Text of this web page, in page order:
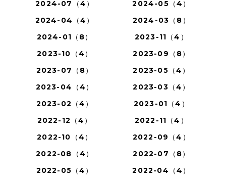
2024-07（4）
2024-05（4）
2024-04（4）
2024-03（8）
2024-01（8）
2023-11（4）
2023-10（4）
2023-09（8）
2023-07（8）
2023-05（4）
2023-04（4）
2023-03（4）
2023-02（4）
2023-01（4）
2022-12（4）
2022-11（4）
2022-10（4）
2022-09（4）
2022-08（4）
2022-07（8）
2022-05（4）
2022-04（4）